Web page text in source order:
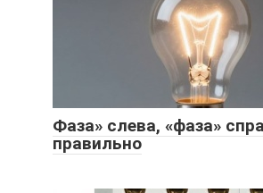
Фаза» слева, «фаза»
правильно